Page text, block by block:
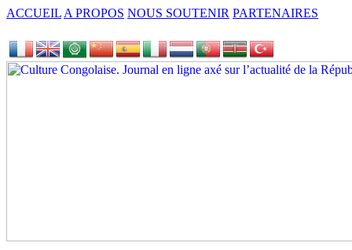
ACCUEIL A PROPOS NOUS SOUTENIR PARTENAIRES